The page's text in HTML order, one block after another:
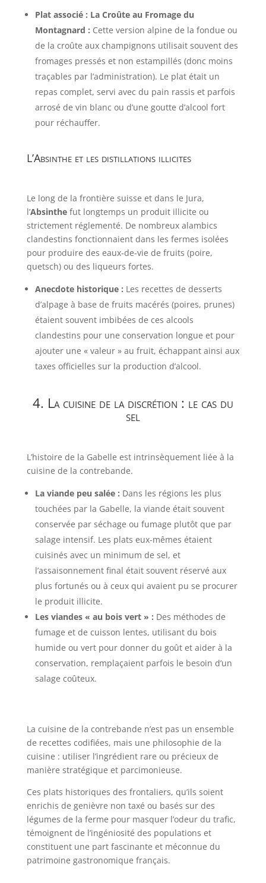
Plat associé : La Croûte au Fromage du
Montagnard : Cette version alpine de la fondue ou
de la croûte aux champignons utilisait souvent des
fromages pressés et non estampillés (donc moins
traçables par l’administration). Le plat était un
repas complet, servi avec du pain rassis et parfois
arrosé de vin blanc ou d’une goutte d’alcool fort
pour réchauffer.
L’Absinthe et les distillations illicites
Le long de la frontière suisse et dans le Jura,
l’Absinthefut longtemps un produit illicite ou
strictement réglementé. De nombreux alambics
clandestins fonctionnaient dans les fermes isolées
pour produire des eaux-de-vie de fruits (poire,
quetsch) ou des liqueurs fortes.
Anecdote historique : Les recettes de desserts
d’alpage à base de fruits macérés (poires, prunes)
étaient souvent imbibées de ces alcools
clandestins pour une conservation longue et pour
ajouter une « valeur » au fruit, échappant ainsi aux
taxes officielles sur la production d’alcool.
4. La cuisine de la discrétion : le cas du
sel
L’histoire de la Gabelle est intrinsèquement liée à la
cuisine de la contrebande.
La viande peu salée : Dans les régions les plus
touchées par la Gabelle, la viande était souvent
conservée par séchage ou fumage plutôt que par
salage intensif. Les plats eux-mêmes étaient
cuisinés avec un minimum de sel, et
l’assaisonnement final était souvent réservé aux
plus fortunés ou à ceux qui avaient pu se procurer
le produit illicite.
Les viandes « au bois vert » : Des méthodes de
fumage et de cuisson lentes, utilisant du bois
humide ou vert pour donner du goût et aider à la
conservation, remplaçaient parfois le besoin d’un
salage coûteux.
La cuisine de la contrebande n’est pas un ensemble
de recettes codifiées, mais une philosophie de la
cuisine : utiliser l’ingrédient rare ou précieux de
manière stratégique et parcimonieuse.
Ces plats historiques des frontaliers, qu’ils soient
enrichis de genièvre non taxé ou basés sur des
légumes de la ferme pour masquer l’odeur du trafic,
témoignent de l’ingéniosité des populations et
constituent une part fascinante et méconnue du
patrimoine gastronomique français.